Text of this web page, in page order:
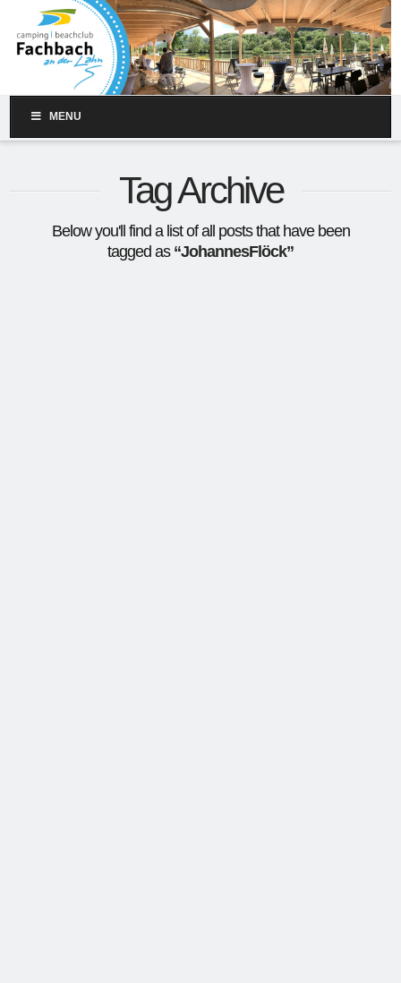
MENU
Tag Archive
Below you'll find a list of all posts that have been
tagged as “JohannesFlöck”